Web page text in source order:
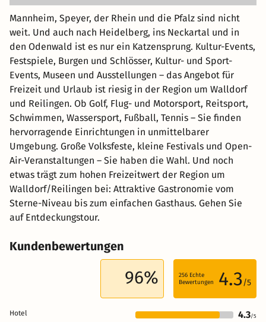
Mannheim, Speyer, der Rhein und die Pfalz sind nicht
weit. Und auch nach Heidelberg, ins Neckartal und in
den Odenwald ist es nur ein Katzensprung. Kultur-Events,
Festspiele, Burgen und Schlösser, Kultur- und Sport-
Events, Museen und Ausstellungen – das Angebot für
Freizeit und Urlaub ist riesig in der Region um Walldorf
und Reilingen. Ob Golf, Flug- und Motorsport, Reitsport,
Schwimmen, Wassersport, Fußball, Tennis – Sie finden
hervorragende Einrichtungen in unmittelbarer
Umgebung. Große Volksfeste, kleine Festivals und Open-
Air-Veranstaltungen – Sie haben die Wahl. Und noch
etwas trägt zum hohen Freizeitwert der Region um
Walldorf/Reilingen bei: Attraktive Gastronomie vom
Sterne-Niveau bis zum einfachen Gasthaus. Gehen Sie
auf Entdeckungstour.
Kundenbewertungen
96% 256 Echte
Bewertungen
4.3/5
Hotel 4.3/5